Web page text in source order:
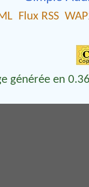
Flux RSS
générée en